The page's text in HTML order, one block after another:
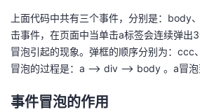
验
收
藏
议
上面代码中共有三个事件，分别是：body
击事件，在页面中当单击a标签会连续弹出
冒泡引起的现象。弹框的顺序分别为：
冒泡的过程是：a --> div --> body 。a冒泡
事件冒泡的作用